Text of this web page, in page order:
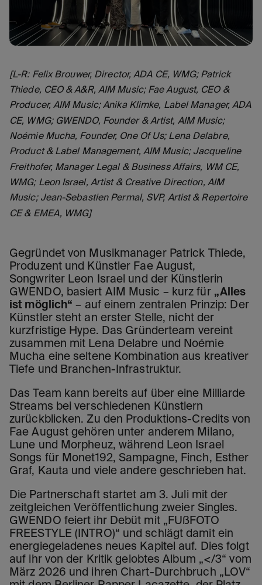
[L-R: Felix Brouwer, Director, ADA CE, WMG; Patrick
Thiede, CEO & A&R, AIM Music; Fae August, CEO &
Producer, AIM Music; Anika Klimke, Label Manager, ADA
CE, WMG; GWENDO, Founder & Artist, AIM Music;
Noémie Mucha, Founder, One Of Us; Lena Delabre,
Product & Label Management, AIM Music; Jacqueline
Freithofer, Manager Legal & Business Affairs, WM CE,
WMG; Leon Israel, Artist & Creative Direction, AIM
Music; Jean-Sebastien Permal, SVP, Artist & Repertoire
CE & EMEA, WMG]
Gegründet von Musikmanager Patrick Thiede,
Produzent und Künstler Fae August,
Songwriter Leon Israel und der Künstlerin
GWENDO, basiert AIM Music – kurz für „Alles
ist möglich“ – auf einem zentralen Prinzip: Der
Künstler steht an erster Stelle, nicht der
kurzfristige Hype. Das Gründerteam vereint
zusammen mit Lena Delabre und Noémie
Mucha eine seltene Kombination aus kreativer
Tiefe und Branchen-Infrastruktur.
Das Team kann bereits auf über eine Milliarde
Streams bei verschiedenen Künstlern
zurückblicken. Zu den Produktions-Credits von
Fae August gehören unter anderem Milano,
Lune und Morpheuz, während Leon Israel
Songs für Monet192, Sampagne, Finch, Esther
Graf, Kauta und viele andere geschrieben hat.
Die Partnerschaft startet am 3. Juli mit der
zeitgleichen Veröffentlichung zweier Singles.
GWENDO feiert ihr Debüt mit „FUßFOTO
FREESTYLE (INTRO)“ und schlägt damit ein
energiegeladenes neues Kapitel auf. Dies folgt
auf ihr von der Kritik gelobtes Album „</3“ vom
März 2026 und ihren Chart-Durchbruch „LOV“